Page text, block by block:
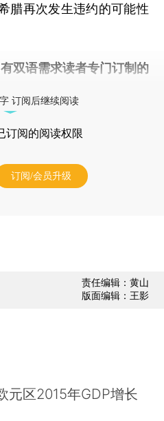
腊再次发生违约的可能性
双语需求读者专门订制的
订阅后继续阅读
订阅的阅读权限
订阅/会员升级
责任编辑：黄山
版面编辑：王影
元区2015年GDP增长